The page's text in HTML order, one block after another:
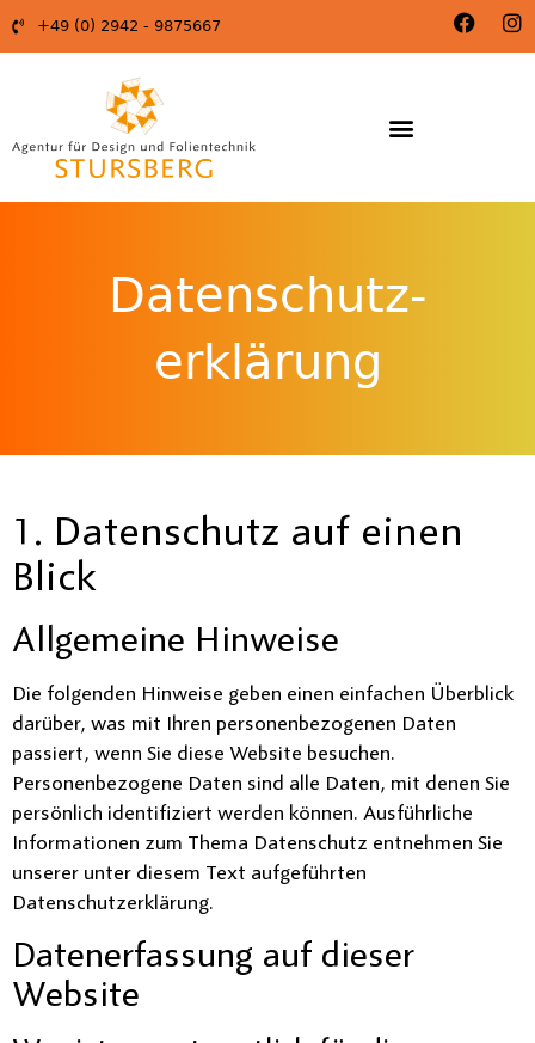
+49 (0) 2942 - 9875667
Datenschutz­
erklärung
1. Datenschutz auf einen
Blick
Allgemeine Hinweise
Die folgenden Hinweise geben einen einfachen Überblick
darüber, was mit Ihren personenbezogenen Daten
passiert, wenn Sie diese Website besuchen.
Personenbezogene Daten sind alle Daten, mit denen Sie
persönlich identifiziert werden können. Ausführliche
Informationen zum Thema Datenschutz entnehmen Sie
unserer unter diesem Text aufgeführten
Datenschutzerklärung.
Datenerfassung auf dieser
Website